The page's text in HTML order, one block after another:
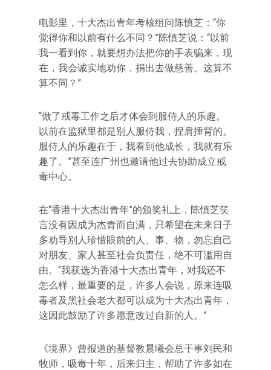
电影里，十大杰出青年考核组问陈慎芝：“你
觉得你和以前有什么不同？”陈慎芝说：“以前
我一看到你，就要想办法把你的手表骗来，现
在，我会诚实地劝你，捐出去做慈善。这算不
算不同？”
“做了戒毒工作之后才体会到服侍人的乐趣。
以前在监狱里都是别人服侍我，捏肩捶背的。
服侍人的乐趣在于，我看到他成长，我就有乐
趣了。”甚至连广州也邀请他过去协助成立戒
毒中心。
在“香港十大杰出青年”的颁奖礼上，陈慎芝笑
言没有因成为杰青而自满，只希望在未来日子
多劝导别人珍惜眼前的人、事、物，勿忘自己
对朋友、家人甚至社会负责任，绝不可滥用自
由。“我获选为香港十大杰出青年，对我还不
怎么样，最重要的是，许多人会说，原来连吸
毒者及黑社会老大都可以成为十大杰出青年，
这因此鼓励了许多愿意改过自新的人。”
《境界》曾报道的基督教晨曦会总干事刘民和
牧师，吸毒十年，后来归主，帮助了许多如在